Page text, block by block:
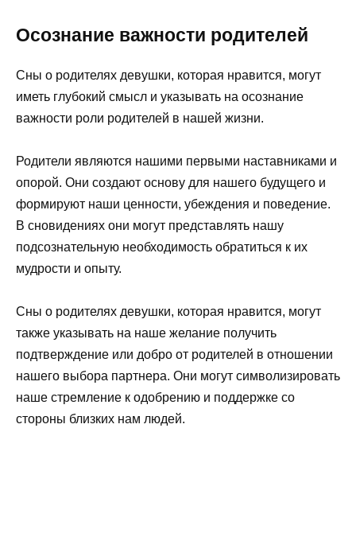
Осознание важности родителей
Сны о родителях девушки, которая нравится, могут
иметь глубокий смысл и указывать на осознание
важности роли родителей в нашей жизни.
Родители являются нашими первыми наставниками и
опорой. Они создают основу для нашего будущего и
формируют наши ценности, убеждения и поведение.
В сновидениях они могут представлять нашу
подсознательную необходимость обратиться к их
мудрости и опыту.
Сны о родителях девушки, которая нравится, могут
также указывать на наше желание получить
подтверждение или добро от родителей в отношении
нашего выбора партнера. Они могут символизировать
наше стремление к одобрению и поддержке со
стороны близких нам людей.